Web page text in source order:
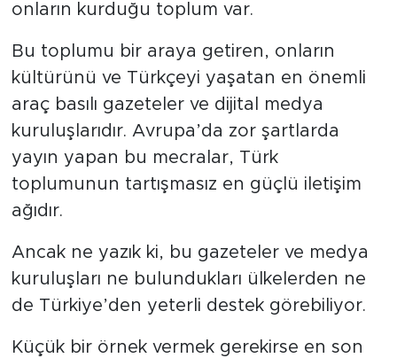
onların kurduğu toplum var.
Bu toplumu bir araya getiren, onların
kültürünü ve Türkçeyi yaşatan en önemli
araç basılı gazeteler ve dijital medya
kuruluşlarıdır. Avrupa’da zor şartlarda
yayın yapan bu mecralar, Türk
toplumunun tartışmasız en güçlü iletişim
ağıdır.
Ancak ne yazık ki, bu gazeteler ve medya
kuruluşları ne bulundukları ülkelerden ne
de Türkiye’den yeterli destek görebiliyor.
Küçük bir örnek vermek gerekirse en son